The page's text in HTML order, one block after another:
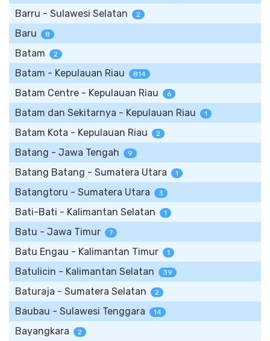
Barru - Sulawesi Selatan 2
Baru 8
Batam 2
Batam - Kepulauan Riau 814
Batam Centre - Kepulauan Riau 6
Batam dan Sekitarnya - Kepulauan Riau 1
Batam Kota - Kepulauan Riau 2
Batang - Jawa Tengah 9
Batang Batang - Sumatera Utara 1
Batangtoru - Sumatera Utara 3
Bati-Bati - Kalimantan Selatan 1
Batu - Jawa Timur 7
Batu Engau - Kalimantan Timur 1
Batulicin - Kalimantan Selatan 39
Baturaja - Sumatera Selatan 2
Baubau - Sulawesi Tenggara 14
Bayangkara 2